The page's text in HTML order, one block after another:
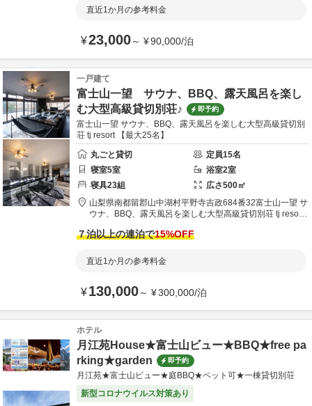
直近1か月の参考料金
¥23,000～ ¥90,000/泊
一戸建て
富士山一望 サウナ、BBQ、露天風呂を楽し
む大型高級貸切別荘♪
即予約
富士山一望 サウナ、BBQ、露天風呂を楽しむ大型高級貸切別
荘 tj resort 【最大25名】
丸ごと貸切
定員15名
寝室5室 浴室2室
寝具23組 広さ500㎡
山梨県南都留郡山中湖村平野寺吉政684番32富士山一望 サ
ウナ、BBQ、露天風呂を楽しむ大型高級貸切別荘 tj resort
７泊以上の連泊で15%OFF
直近1か月の参考料金
¥130,000～ ¥300,000/泊
ホテル
月江苑House★富士山ビュー★BBQ★free pa
rking★garden
即予約
月江苑★富士山ビュー★庭BBQ★ペット可★一棟貸切別荘
新型コロナウイルス対策あり